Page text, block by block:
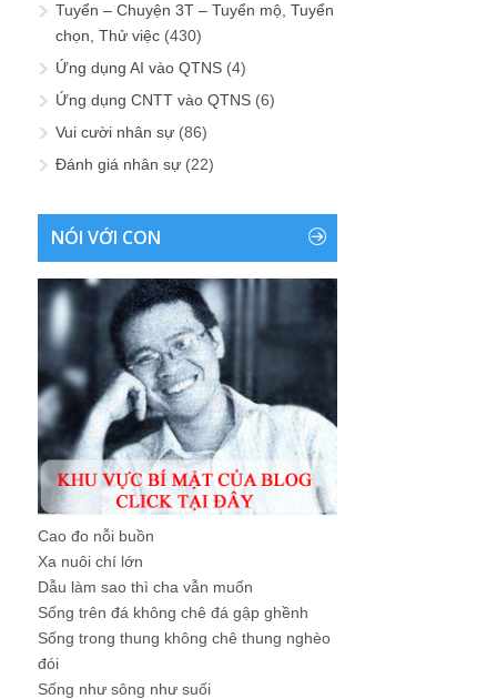
Tuyển – Chuyện 3T – Tuyển mộ, Tuyển
chọn, Thử việc (430)
Ứng dụng AI vào QTNS (4)
Ứng dụng CNTT vào QTNS (6)
Vui cười nhân sự (86)
Đánh giá nhân sự (22)
NÓI VỚI CON
Cao đo nỗi buồn
Xa nuôi chí lớn
Dẫu làm sao thì cha vẫn muốn
Sống trên đá không chê đá gập ghềnh
Sống trong thung không chê thung nghèo
đói
Sống như sông như suối